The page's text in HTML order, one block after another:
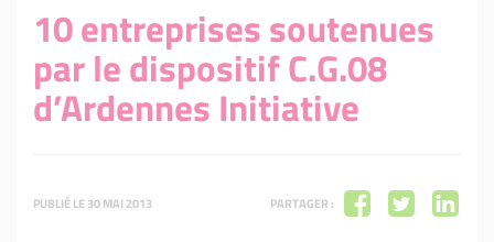
10 entreprises soutenues
par le dispositif C.G.08
d’Ardennes Initiative
PUBLIÉ LE 30 MAI 2013 PARTAGER :